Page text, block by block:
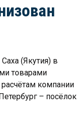
(Якутия) в
товарами
компании
– посёлок